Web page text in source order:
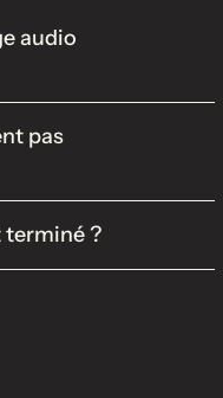
audio
pas
terminé ?